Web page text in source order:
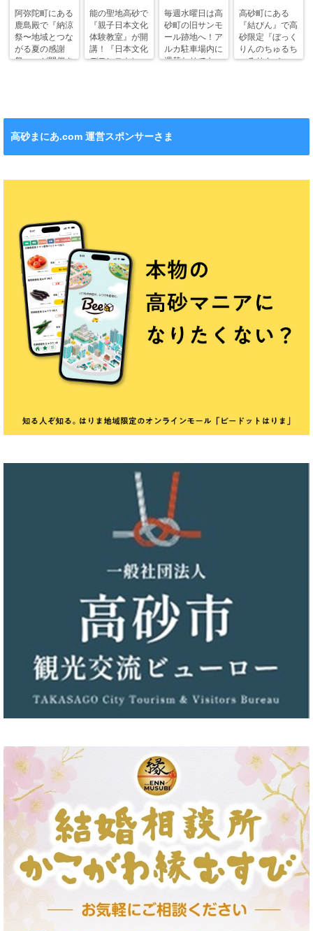
阿弥陀町にある
鹿島殿で『納涼
祭〜地域とつな
がる夏の感謝
祭〜』が開催さ
能の聖地高砂で
『親子日本文化
体験教室』が開
講！『日本文化
デモンストレー
毎週水曜日は高
砂町の旧サンモ
ール跡地へ！ア
ルカ駐車場内に
週替わりでキッ
高砂町にある
『結びん』で高
砂限定『ぼっく
りんのちゅるち
ゅるりん♪シー
高砂まにあ.com 運営スポンサーさま